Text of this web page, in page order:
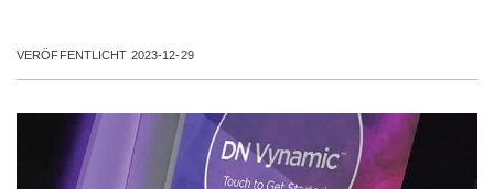
VERÖFFENTLICHT 2023-12-29